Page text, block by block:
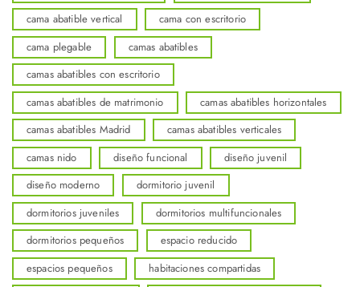
cama abatible vertical
cama con escritorio
cama plegable
camas abatibles
camas abatibles con escritorio
camas abatibles de matrimonio
camas abatibles horizontales
camas abatibles Madrid
camas abatibles verticales
camas nido
diseño funcional
diseño juvenil
diseño moderno
dormitorio juvenil
dormitorios juveniles
dormitorios multifuncionales
dormitorios pequeños
espacio reducido
espacios pequeños
habitaciones compartidas